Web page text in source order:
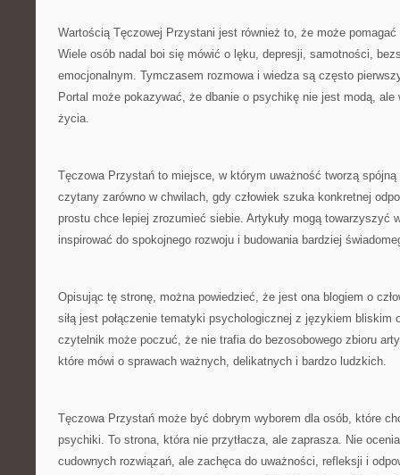
Wartością Tęczowej Przystani jest również to, że może pomagać
Wiele osób nadal boi się mówić o lęku, depresji, samotności,
emocjonalnym. Tymczasem rozmowa i wiedza są często
Portal może pokazywać, że dbanie o psychikę nie jest modą, ale
życia.
Tęczowa Przystań to miejsce, w którym uważność tworzą spójną
czytany zarówno w chwilach, gdy człowiek szuka konkretnej
prostu chce lepiej zrozumieć siebie. Artykuły mogą towarzyszyć
inspirować do spokojnego rozwoju i budowania bardziej
Opisując tę stronę, można powiedzieć, że jest ona blogiem o
siłą jest połączenie tematyki psychologicznej z językiem bliskim
czytelnik może poczuć, że nie trafia do bezosobowego zbioru
które mówi o sprawach ważnych, delikatnych i bardzo ludzkich.
Tęczowa Przystań może być dobrym wyborem dla osób, które
psychiki. To strona, która nie przytłacza, ale zaprasza. Nie
cudownych rozwiązań, ale zachęca do uważności, refleksji i